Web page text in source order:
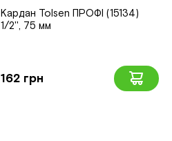
Кардан Tolsen ПРОФІ (15134)
1/2'', 75 мм
162 грн